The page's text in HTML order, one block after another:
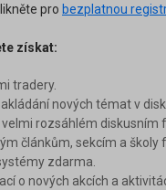
pro bezplatnou
získat:
tradery.
nových témat v
rozsáhlém diskusním
článkům, sekcím a školy
zdarma.
o nových akcích a